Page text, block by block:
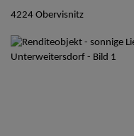
4224 Obervisnitz